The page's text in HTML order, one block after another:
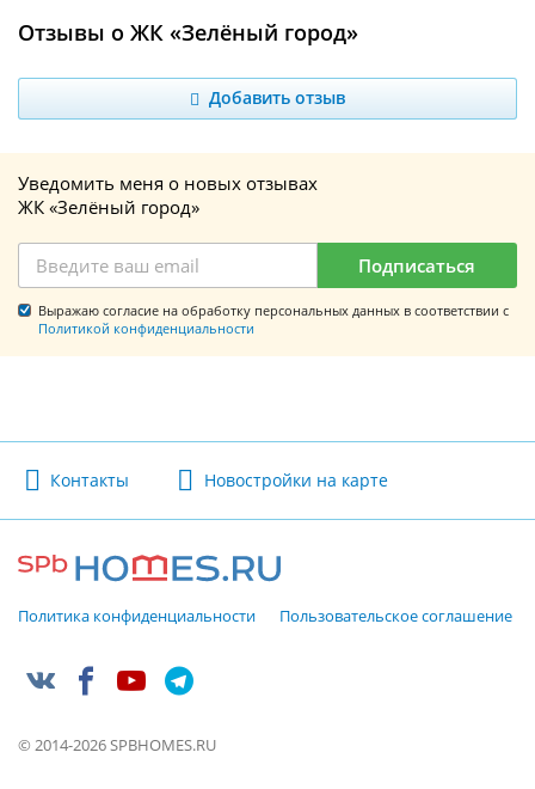
Отзывы о ЖК «Зелёный город»
Добавить отзыв
Уведомить меня о новых отзывах
ЖК «Зелёный город»
Подписаться
Выражаю согласие на обработку персональных данных в соответствии с
Политикой конфиденциальности
Контакты Новостройки на карте
Политика конфиденциальности Пользовательское соглашение
© 2014-2026 SPBHOMES.RU